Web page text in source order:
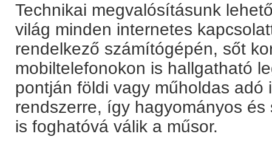
Technikai megvalósításunk
világ minden internetes
rendelkező számítógépén, sőt
mobiltelefonokon is hallgatható
pontján földi vagy műholdas adó
rendszerre, így hagyományos
is foghatóvá válik a műsor.